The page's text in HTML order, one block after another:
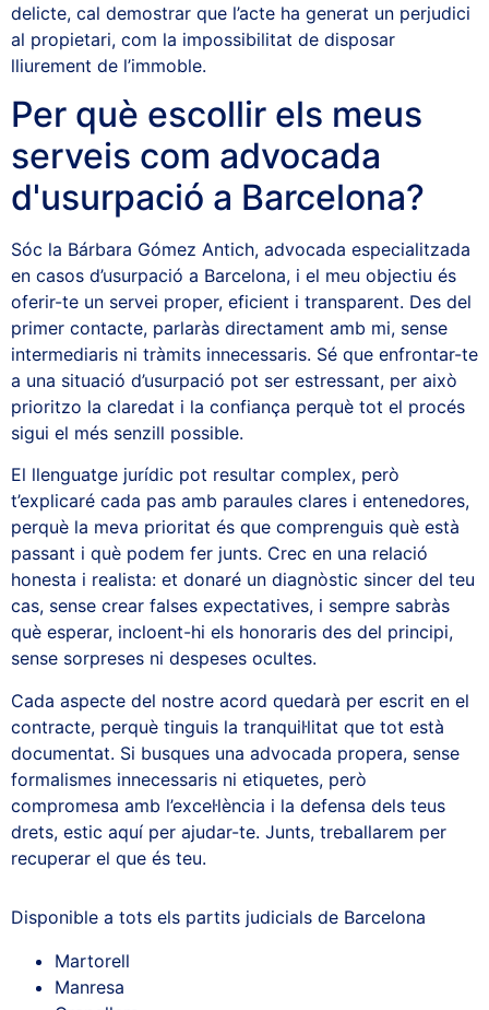
delicte, cal demostrar que l’acte ha generat un perjudici
al propietari, com la impossibilitat de disposar
lliurement de l’immoble.
Per què escollir els meus
serveis com advocada
d'usurpació a Barcelona?
Sóc la Bárbara Gómez Antich, advocada especialitzada
en casos d’usurpació a Barcelona, i el meu objectiu és
oferir-te un servei proper, eficient i transparent. Des del
primer contacte, parlaràs directament amb mi, sense
intermediaris ni tràmits innecessaris. Sé que enfrontar-te
a una situació d’usurpació pot ser estressant, per això
prioritzo la claredat i la confiança perquè tot el procés
sigui el més senzill possible.
El llenguatge jurídic pot resultar complex, però
t’explicaré cada pas amb paraules clares i entenedores,
perquè la meva prioritat és que comprenguis què està
passant i què podem fer junts. Crec en una relació
honesta i realista: et donaré un diagnòstic sincer del teu
cas, sense crear falses expectatives, i sempre sabràs
què esperar, incloent-hi els honoraris des del principi,
sense sorpreses ni despeses ocultes.
Cada aspecte del nostre acord quedarà per escrit en el
contracte, perquè tinguis la tranquil·litat que tot està
documentat. Si busques una advocada propera, sense
formalismes innecessaris ni etiquetes, però
compromesa amb l’excel·lència i la defensa dels teus
drets, estic aquí per ajudar-te. Junts, treballarem per
recuperar el que és teu.
Disponible a tots els partits judicials de Barcelona
Martorell
Manresa